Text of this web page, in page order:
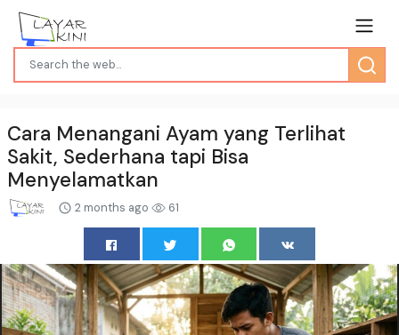
Cara Menangani Ayam yang Terlihat
Sakit, Sederhana tapi Bisa
Menyelamatkan
2 months ago 61